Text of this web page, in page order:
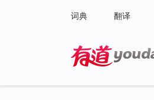
词典 翻译